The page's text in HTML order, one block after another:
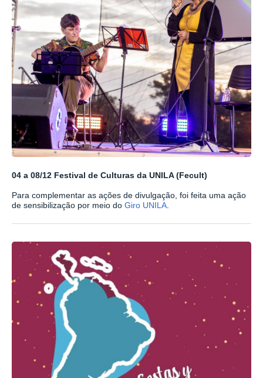
04 a 08/12 Festival de Culturas da UNILA (Fecult)
Para complementar as ações de divulgação, foi feita uma ação
de sensibilização por meio do Giro UNILA